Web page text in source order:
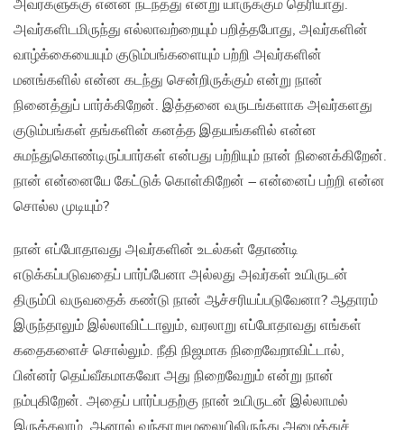
அவர்களுக்கு என்ன நடந்தது என்று யாருக்கும் தெரியாது.
அவர்களிடமிருந்து எல்லாவற்றையும் பறித்தபோது, அவர்களின்
வாழ்க்கையையும் குடும்பங்களையும் பற்றி அவர்களின்
மனங்களில் என்ன கடந்து சென்றிருக்கும் என்று நான்
நினைத்துப் பார்க்கிறேன். இத்தனை வருடங்களாக அவர்களது
குடும்பங்கள் தங்களின் கனத்த இதயங்களில் என்ன
சுமந்துகொண்டிருப்பார்கள் என்பது பற்றியும் நான் நினைக்கிறேன்.
நான் என்னையே கேட்டுக் கொள்கிறேன் – என்னைப் பற்றி என்ன
சொல்ல முடியும்?
நான் எப்போதாவது அவர்களின் உடல்கள் தோண்டி
எடுக்கப்படுவதைப் பார்ப்பேனா அல்லது அவர்கள் உயிருடன்
திரும்பி வருவதைக் கண்டு நான் ஆச்சரியப்படுவேனா? ஆதாரம்
இருந்தாலும் இல்லாவிட்டாலும், வரலாறு எப்போதாவது எங்கள்
கதைகளைச் சொல்லும். நீதி நிஜமாக நிறைவேறாவிட்டால்,
பின்னர் தெய்வீகமாகவோ அது நிறைவேறும் என்று நான்
நம்புகிறேன். அதைப் பார்ப்பதற்கு நான் உயிருடன் இல்லாமல்